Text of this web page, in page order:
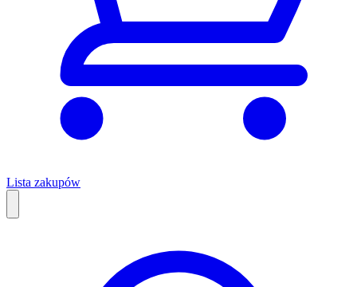
Lista zakupów